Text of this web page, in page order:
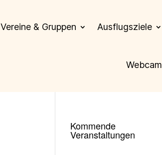
Vereine & Gruppen Ausflugsziele
Webcam
Kommende
Veranstaltungen